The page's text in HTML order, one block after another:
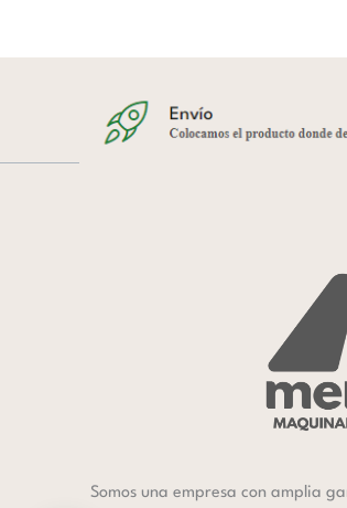
Somos una empresa con amplia